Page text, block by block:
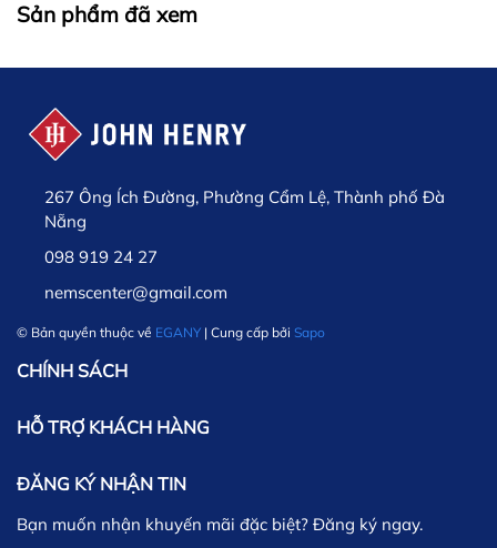
Sản phẩm đã xem
267 Ông Ích Đường, Phường Cẩm Lệ, Thành phố Đà
Nẵng
098 919 24 27
nemscenter@gmail.com
© Bản quyền thuộc về EGANY | Cung cấp bởi Sapo
CHÍNH SÁCH
HỖ TRỢ KHÁCH HÀNG
ĐĂNG KÝ NHẬN TIN
Bạn muốn nhận khuyến mãi đặc biệt? Đăng ký ngay.